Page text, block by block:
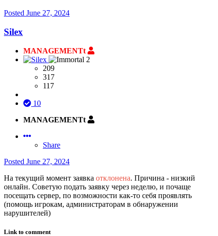
Posted June 27, 2024
Silex
MANAGEMENTt
209
317
117
10
MANAGEMENTt
Share
Posted June 27, 2024
На текущий момент заявка отклонена. Причина - низкий
онлайн. Советую подать заявку через неделю, и почаще
посещать сервер, по возможности как-то себя проявлять
(помощь игрокам, администраторам в обнаружении
нарушителей)
Link to comment